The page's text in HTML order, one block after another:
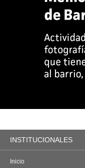
INSTITUCIONALES
Inicio